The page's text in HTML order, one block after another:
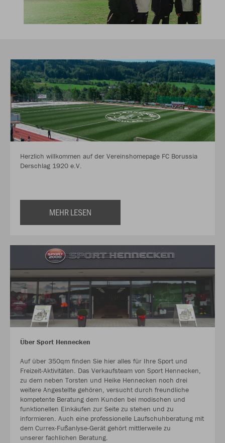
Herzlich willkommen auf der Vereinshomepage FC Borussia
Derschlag 1920 e.V.
MEHR LESEN
Über Sport Hennecken
Auf über 350qm finden Sie hier alles für Ihre Sport und
Freizeit-Aktivitäten. Das Verkaufsteam von Sport Hennecken,
zu dem neben Torsten und Heike Hennecken noch drei
weitere Angestellte gehören, versucht durch freundliche
kompetente Beratung dem Kunden bei modischen und
funktionellen Einkäufen zur Seite zu stehen und zu
informieren. Auch eine professionelle Laufschuhberatung mit
dem Currex-Fußanlyse-Gerät gehört mittlerweile zu
unserer fachlichen Beratung.